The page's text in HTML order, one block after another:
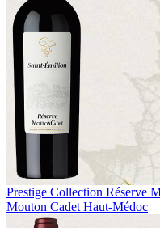
Prestige Collection Réserve
Mouton Cadet Haut-Médoc